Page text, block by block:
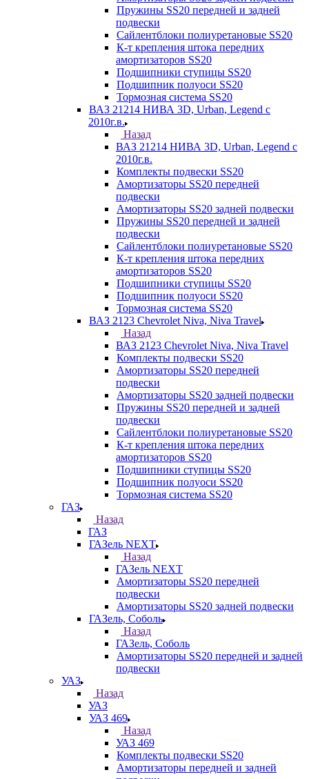
Пружины SS20 передней и задней
подвески
Сайлентблоки полиуретановые SS20
К-т крепления штока передних
амортизаторов SS20
Подшипники ступицы SS20
Подшипник полуоси SS20
Тормозная система SS20
ВАЗ 21214 НИВА 3D, Urban, Legend c
2010г.в.
Назад
ВАЗ 21214 НИВА 3D, Urban, Legend c
2010г.в.
Комплекты подвески SS20
Амортизаторы SS20 передней
подвески
Амортизаторы SS20 задней подвески
Пружины SS20 передней и задней
подвески
Сайлентблоки полиуретановые SS20
К-т крепления штока передних
амортизаторов SS20
Подшипники ступицы SS20
Подшипник полуоси SS20
Тормозная система SS20
ВАЗ 2123 Chevrolet Niva, Niva Travel
Назад
ВАЗ 2123 Chevrolet Niva, Niva Travel
Комплекты подвески SS20
Амортизаторы SS20 передней
подвески
Амортизаторы SS20 задней подвески
Пружины SS20 передней и задней
подвески
Сайлентблоки полиуретановые SS20
К-т крепления штока передних
амортизаторов SS20
Подшипники ступицы SS20
Подшипник полуоси SS20
Тормозная система SS20
ГАЗ
Назад
ГАЗ
ГАЗель NEXT
Назад
ГАЗель NEXT
Амортизаторы SS20 передней
подвески
Амортизаторы SS20 задней подвески
ГАЗель, Соболь
Назад
ГАЗель, Соболь
Амортизаторы SS20 передней и задней
подвески
УАЗ
Назад
УАЗ
УАЗ 469
Назад
УАЗ 469
Комплекты подвески SS20
Амортизаторы передней и задней